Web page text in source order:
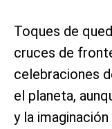
Toques de
cruces de
celebraciones
el planeta,
y la